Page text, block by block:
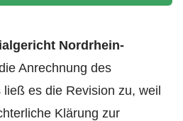
Nordrhein-
Anrechnung des
es die Revision zu, weil
Klärung zur